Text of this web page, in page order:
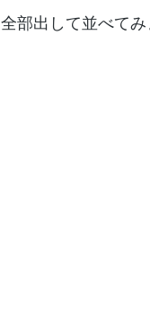
全部出して並べて